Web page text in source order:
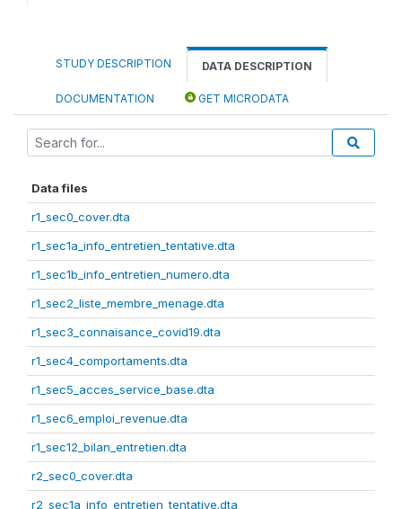
STUDY DESCRIPTION DATA DESCRIPTION
DOCUMENTATION GET MICRODATA
Data files
r1_sec0_cover.dta
r1_sec1a_info_entretien_tentative.dta
r1_sec1b_info_entretien_numero.dta
r1_sec2_liste_membre_menage.dta
r1_sec3_connaisance_covid19.dta
r1_sec4_comportaments.dta
r1_sec5_acces_service_base.dta
r1_sec6_emploi_revenue.dta
r1_sec12_bilan_entretien.dta
r2_sec0_cover.dta
r2_sec1a_info_entretien_tentative.dta